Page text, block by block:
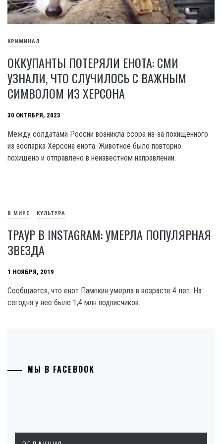
КРИМИНАЛ
ОККУПАНТЫ ПОТЕРЯЛИ ЕНОТА: СМИ
УЗНАЛИ, ЧТО СЛУЧИЛОСЬ С ВАЖНЫМ
СИМВОЛОМ ИЗ ХЕРСОНА
30 ОКТЯБРЯ, 2023
Между солдатами России возникла ссора из-за похищенного
из зоопарка Херсона енота. Животное было повторно
похищено и отправлено в неизвестном направлении.
В МИРЕ КУЛЬТУРА
ТРАУР В INSTAGRAM: УМЕРЛА ПОПУЛЯРНАЯ
ЗВЕЗДА
1 НОЯБРЯ, 2019
Сообщается, что енот Пампкин умерла в возрасте 4 лет. На
сегодня у нее было 1,4 млн подписчиков.
МЫ В FACEBOOK